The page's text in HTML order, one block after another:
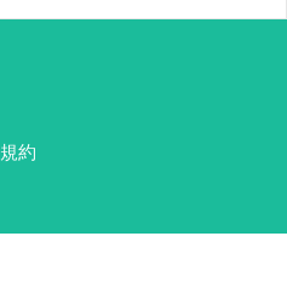
規約